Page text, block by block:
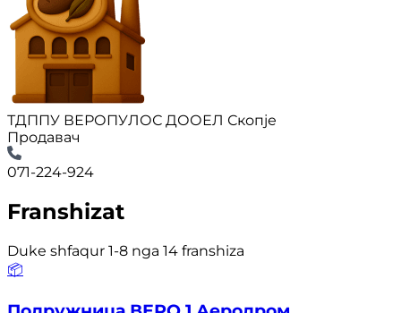
ТДППУ ВЕРОПУЛОС ДООЕЛ Скопје
Продавач
071-224-924
Franshizat
Duke shfaqur 1-8 nga 14 franshiza
📦